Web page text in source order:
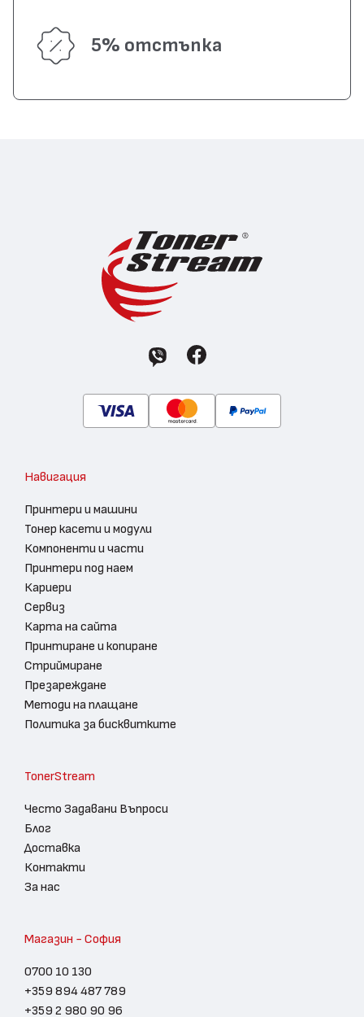
5% отстъпка
Навигация
Принтери и машини
Тонер касети и модули
Компоненти и части
Принтери под наем
Кариери
Сервиз
Карта на сайта
Принтиране и копиране
Стриймиране
Презареждане
Методи на плащане
Политика за бисквитките
TonerStream
Често Задавани Въпроси
Блог
Доставка
Контакти
За нас
Магазин - София
0700 10 130
+359 894 487 789
+359 2 980 90 96